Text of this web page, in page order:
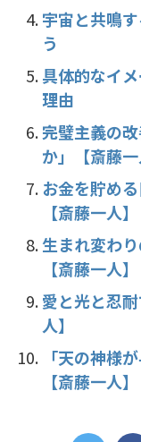
宇宙と共鳴
う
具体的なイ
理由
完璧主義の
か」【斎藤一
お金を貯め
【斎藤一人】
生まれ変わ
【斎藤一人】
愛と光と忍
人】
「天の神様
【斎藤一人】